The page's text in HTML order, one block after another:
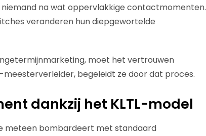
na wat oppervlakkige contactmomenten.
veranderen hun diepgewortelde
moet het vertrouwen
begeleidt ze door dat proces.
dankzij het KLTL-model
meteen bombardeert met standaard